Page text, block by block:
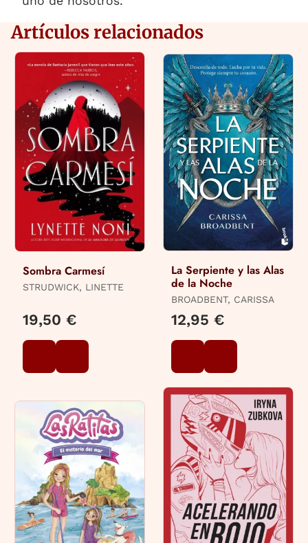
Artículos relacionados
Sombra Carmesí
STRUDWICK, LINETTE
19,50 €
La Serpiente y las Alas
de la Noche
BROADBENT, CARISSA
12,95 €